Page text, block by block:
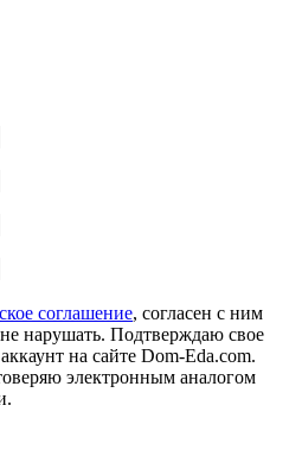
соглашение, согласен с ним
нарушать. Подтверждаю свое
на сайте Dom-Eda.com.
электронным аналогом